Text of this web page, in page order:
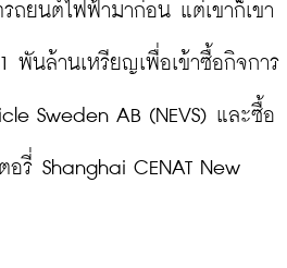
ถยนต์ไฟฟ้ามาก่อน แต่เขาก็เขา
พันล้านเหรียญเพื่อเข้าซื้อกิจการ
Sweden AB (NEVS) และซื้อ
รี่ Shanghai CENAT New